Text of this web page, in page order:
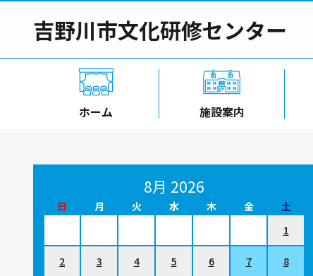
吉野川市文化研修センター
ホーム 施設案内
8月 2026
日 月 火 水 木 金
土
1
2 3 4 5 6 7 8